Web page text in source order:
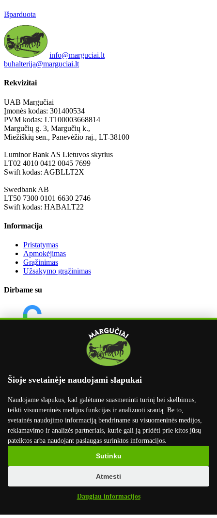
Šioje svetainėje naudojami slapukai
Naudojame slapukus, kad galėtume suasmeninti turinį bei skelbimus,
teikti visuomeninės medijos funkcijas ir analizuoti srautą. Be to,
svetainės naudojimo informaciją bendriname su visuomeninės medijos,
reklamavimo ir analizės partneriais, kurie gali ją pridėti prie kitos jūsų
pateiktos arba naudojant paslaugas surinktos informacijos.
Daugiau informacijos
Sutinku
Atmesti
Išparduota
info@marguciai.lt
buhalterija@marguciai.lt
Rekvizitai
UAB Margučiai
Įmonės kodas: 301400534
PVM kodas: LT100003668814
Margučių g. 3, Margučių k.,
Miežiškių sen., Panevėžio raj., LT-38100
Luminor Bank AS Lietuvos skyrius
LT02 4010 0412 0045 7699
Swift kodas: AGBLLT2X
Swedbank AB
LT50 7300 0101 6630 2746
Swift kodas: HABALT22
Informacija
Pristatymas
Apmokėjimas
Grąžinimas
Užsakymo grąžinimas
Dirbame su
×